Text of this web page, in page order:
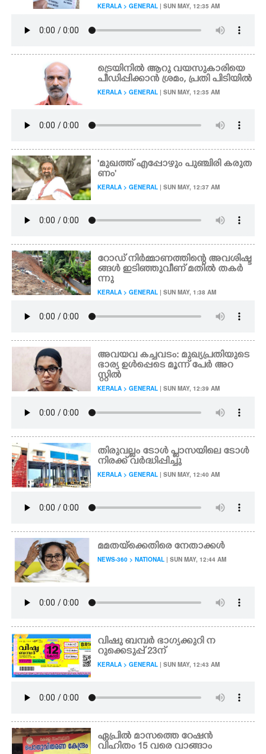
KERALA > GENERAL | SUN MAY, 12:35 AM
ട്രെയിനിൽ ആറു വയസുകാരിയെ
പീഡിപ്പിക്കാൻ ശ്രമം, പ്രതി​ പി​ടി​യി​ൽ
KERALA > GENERAL | SUN MAY, 12:35 AM
'മുഖത്ത് എപ്പോഴും പുഞ്ചിരി കരുത
ണം'
KERALA > GENERAL | SUN MAY, 12:37 AM
റോഡ് നിർമ്മാണത്തിന്റെ അവശിഷ്ട
ങ്ങൾ ഇടിഞ്ഞുവീണ് മതിൽ തകർ
ന്നു
KERALA > GENERAL | SUN MAY, 1:38 AM
അവയവ കച്ചവടം: മുഖ്യപ്രതിയുടെ
ഭാര്യ ഉൾപ്പെടെ മൂന്ന് പേർ അറ
സ്റ്റിൽ
KERALA > GENERAL | SUN MAY, 12:39 AM
തിരുവല്ലം ടോൾ പ്ലാസയിലെ ടോൾ
നിരക്ക് വർദ്ധിപ്പിച്ചു
KERALA > GENERAL | SUN MAY, 12:40 AM
മമതയ്ക്കെതിരെ നേതാക്കൾ
NEWS-360 > NATIONAL | SUN MAY, 12:44 AM
വിഷു ബമ്പർ ഭാഗ്യക്കുറി ന
റുക്കെടുപ്പ്‌ 23ന്
KERALA > GENERAL | SUN MAY, 12:43 AM
ഏപ്രിൽ മാസത്തെ റേഷൻ
വിഹിതം 15 വരെ വാങ്ങാം